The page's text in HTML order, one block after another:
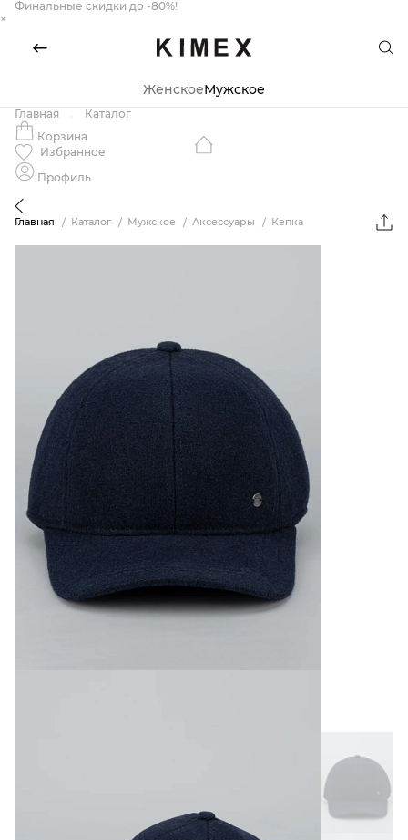
Финальные скидки до -80%!
×
ЖенскоеМужское
Главная
Каталог
Корзина
Избранное
Профиль
Главная Каталог Мужское Аксессуары Кепка